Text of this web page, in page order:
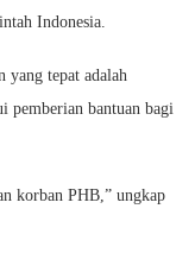
Indonesia.
yang tepat adalah
pemberian bantuan bagi
korban PHB,” ungkap